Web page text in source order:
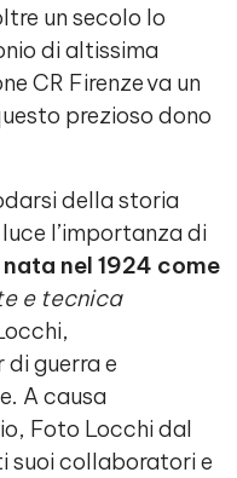
un secolo lo
di altissima
CR Firenze va un
prezioso dono
della storia
l’importanza di
nata nel 1924 come
e tecnica
guerra e
A causa
Foto Locchi dal
suoi collaboratori e